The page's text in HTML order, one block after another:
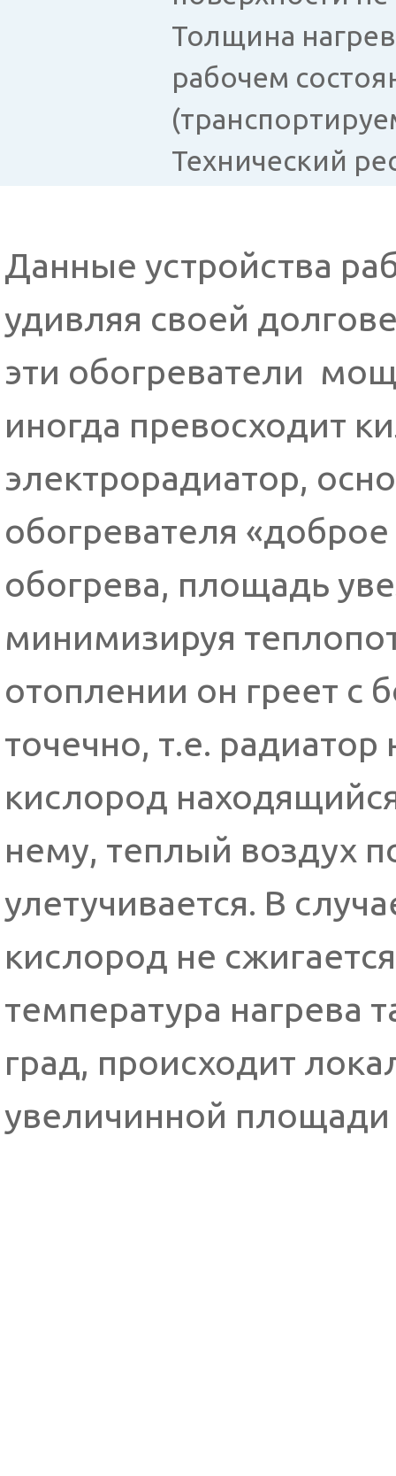
Толщина
рабочем
Технический
Данные устройства
удивляя своей
эти обогреватели
иногда превосходит
электрорадиатор,
обогревателя
обогрева, площадь
минимизируя
отоплении он греет
точечно, т.е. радиатор
кислород
нему, теплый воздух
улетучивается. В
кислород не
температура нагрева
град, происходит
увеличинной площади